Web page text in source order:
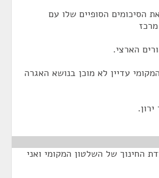
הסיכומים הסופיים שלו עם
הארצי.
עדיין לא מוכן בנושא האגרה
החינוך של השלטון המקומי ואני